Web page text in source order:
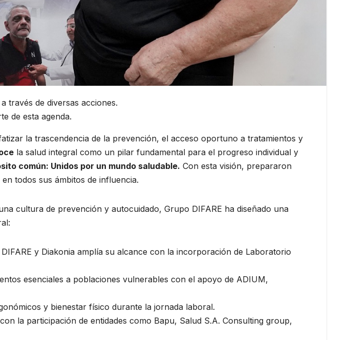
través de diversas acciones.
de esta agenda.
la trascendencia de la prevención, el acceso oportuno a tratamientos y
la salud integral como un pilar fundamental para el progreso individual y
común: Unidos por un mundo saludable. Con esta visión, prepararon
todos sus ámbitos de influencia.
cultura de prevención y autocuidado, Grupo DIFARE ha diseñado una
y Diakonia amplía su alcance con la incorporación de Laboratorio
esenciales a poblaciones vulnerables con el apoyo de ADIUM,
y bienestar físico durante la jornada laboral.
la participación de entidades como Bapu, Salud S.A. Consulting group,